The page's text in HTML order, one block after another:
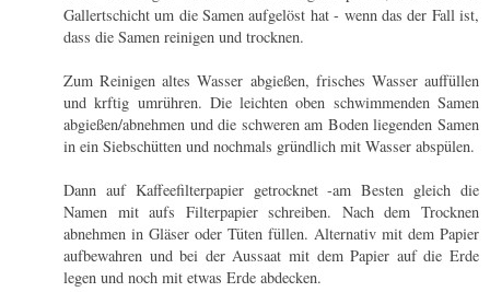
Gallertschicht um die Samen aufgelöst hat - wenn das der Fall ist,
dass die Samen reinigen und trocknen.
Zum Reinigen altes Wasser abgießen, frisches Wasser auffüllen
und krftig umrühren. Die leichten oben schwimmenden Samen
abgießen/abnehmen und die schweren am Boden liegenden Samen
in ein Siebschütten und nochmals gründlich mit Wasser abspülen.
Dann auf Kaffeefilterpapier getrocknet -am Besten gleich die
Namen mit aufs Filterpapier schreiben. Nach dem Trocknen
abnehmen in Gläser oder Tüten füllen. Alternativ mit dem Papier
aufbewahren und bei der Aussaat mit dem Papier auf die Erde
legen und noch mit etwas Erde abdecken.